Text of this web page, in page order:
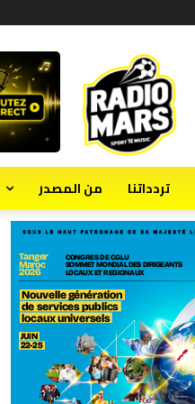
تردداتنا من المصدر